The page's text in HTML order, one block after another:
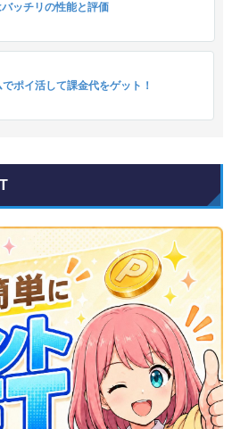
ッチリの性能と評価
ポイ活して課金代をゲット！